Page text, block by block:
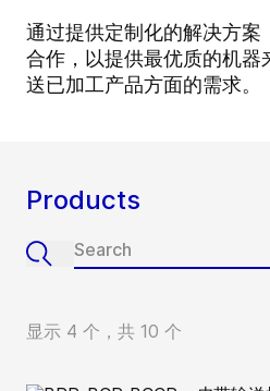
通过提供定制化的解决方案
合作，以提供最优质的机器
送已加工产品方面的需求。
Products
显示 4 个，共 10 个